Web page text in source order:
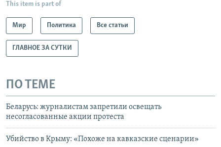
This item is part of
Мир Политика Все статьи
ГЛАВНОЕ ЗА СУТКИ
ПО ТЕМЕ
Беларусь: журналистам запретили освещать
несогласованные акции протеста
Убийство в Крыму: «Похоже на кавказские сценарии»